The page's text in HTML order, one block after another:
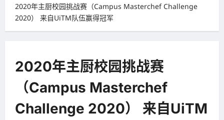
2020年主厨校园挑战赛（Campus Masterchef Challenge
2020） 来自UiTM队伍赢得冠军
2020年主厨校园挑战赛
（Campus Masterchef
Challenge 2020） 来自UiTM